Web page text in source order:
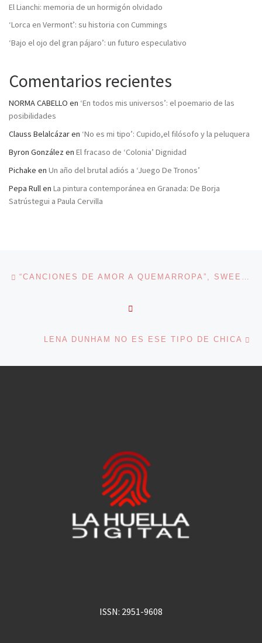
El Lianchi: memoria de un hormigón olvidado
‘Lorca en Vermont’: su historia con Cummings
‘Bajo el ojo del gran pájaro’: un futuro especulativo
Comentarios recientes
NORMA CABELLO en ‘En todos mis universos’: el poemario de las
posibilidades
Clauss Belalcázaren ‘No es mi tipo’: Cupido,el filósofo y la peluquera
Byron González en El fracaso de ‘Colonia’ Dignidad
Pichake en Un año del brutal adiós a ‘Juego De Tronos’
Pepa Rullen La pintura contemporánea en Granada: De Borja
Satrústegui a Paula Cervilla
Navegación de entradas “CANCIONES DE AMOR A QUEMARROPA”, SWEET HOME WISCONSIN
LENA DUNHAM NO ES ESE TIPO DE CHICA
ISSN: 2951-9608